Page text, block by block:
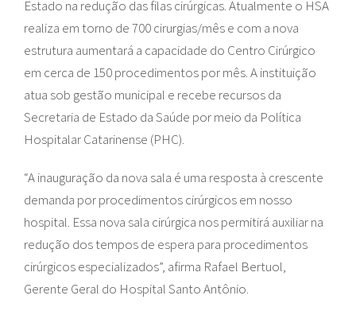
Estado na redução das filas cirúrgicas. Atualmente o HSA
realiza em torno de 700 cirurgias/mês e com a nova
estrutura aumentará a capacidade do Centro Cirúrgico
em cerca de 150 procedimentos por mês. A instituição
atua sob gestão municipal e recebe recursos da
Secretaria de Estado da Saúde por meio da Política
Hospitalar Catarinense (PHC).
“A inauguração da nova sala é uma resposta à crescente
demanda por procedimentos cirúrgicos em nosso
hospital. Essa nova sala cirúrgica nos permitirá auxiliar na
redução dos tempos de espera para procedimentos
cirúrgicos especializados”, afirma Rafael Bertuol,
Gerente Geral do Hospital Santo Antônio.